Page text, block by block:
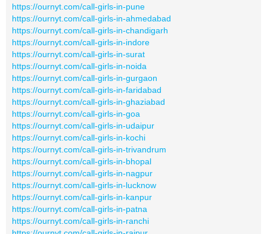
https://ournyt.com/call-girls-in-pune
https://ournyt.com/call-girls-in-ahmedabad
https://ournyt.com/call-girls-in-chandigarh
https://ournyt.com/call-girls-in-indore
https://ournyt.com/call-girls-in-surat
https://ournyt.com/call-girls-in-noida
https://ournyt.com/call-girls-in-gurgaon
https://ournyt.com/call-girls-in-faridabad
https://ournyt.com/call-girls-in-ghaziabad
https://ournyt.com/call-girls-in-goa
https://ournyt.com/call-girls-in-udaipur
https://ournyt.com/call-girls-in-kochi
https://ournyt.com/call-girls-in-trivandrum
https://ournyt.com/call-girls-in-bhopal
https://ournyt.com/call-girls-in-nagpur
https://ournyt.com/call-girls-in-lucknow
https://ournyt.com/call-girls-in-kanpur
https://ournyt.com/call-girls-in-patna
https://ournyt.com/call-girls-in-ranchi